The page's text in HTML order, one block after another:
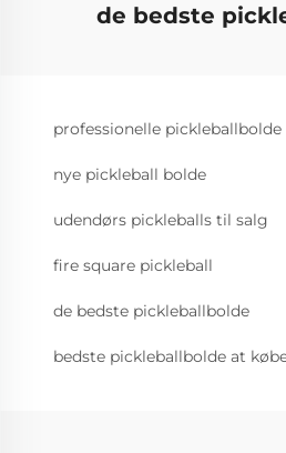
de bedste
professionelle pickleballbolde
nye pickleball bolde
udendørs pickleballs til salg
fire square pickleball
de bedste pickleballbolde
bedste pickleballbolde at